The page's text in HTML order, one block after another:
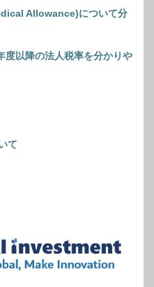
Allowance)について分
度以降の法人税率を分かりや
て